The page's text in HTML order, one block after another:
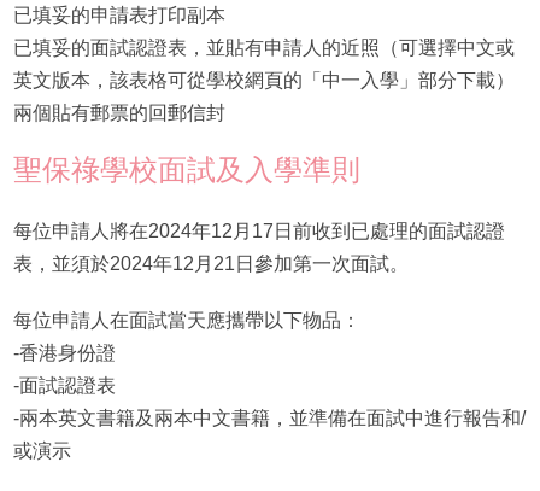
已填妥的申請表打印副本
已填妥的面試認證表，並貼有申請人的近照（可選擇中文或
英文版本，該表格可從學校網頁的「中一入學」部分下載）
兩個貼有郵票的回郵信封
聖保祿學校面試及入學準則
每位申請人將在2024年12月17日前收到已處理的面試認證
表，並須於2024年12月21日參加第一次面試。
每位申請人在面試當天應攜帶以下物品：
-香港身份證
-面試認證表
-兩本英文書籍及兩本中文書籍，並準備在面試中進行報告和/
或演示